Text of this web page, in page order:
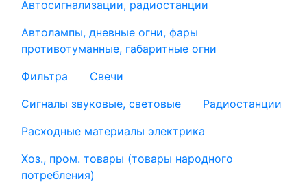
Автосигнализации, радиостанции
Автолампы, дневные огни, фары
противотуманные, габаритные огни
Фильтра
Свечи
Сигналы звуковые, световые
Радиостанции
Расходные материалы электрика
Хоз., пром. товары (товары народного
потребления)